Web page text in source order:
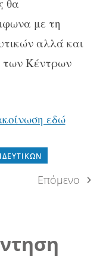
θα
με τη
αλλά και
των Κέντρων
εδώ
Επόμενο